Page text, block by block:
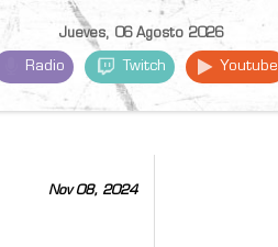
Jueves, 06 Agosto 2026
Radio Twitch Youtube
Nov 08, 2024